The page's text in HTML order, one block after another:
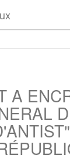
A